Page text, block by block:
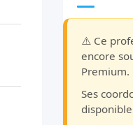
⚠️ Ce
encore
Premium.
Ses